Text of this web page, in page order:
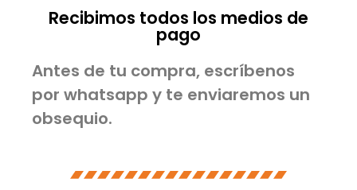
Recibimos todos los medios de
pago
Antes de tu compra, escríbenos
por whatsapp y te enviaremos un
obsequio.